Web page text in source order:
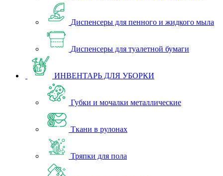
Диспенсеры для пенного и жидкого мыла
Диспенсеры для туалетной бумаги
ИНВЕНТАРЬ ДЛЯ УБОРКИ
Губки и мочалки металлические
Ткани в рулонах
Тряпки для пола